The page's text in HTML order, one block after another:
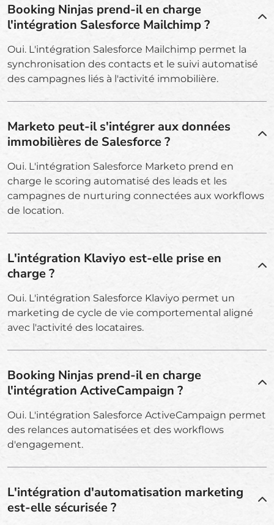
Booking Ninjas prend-il en charge
l'intégration Salesforce Mailchimp ?
Oui. L'intégration Salesforce Mailchimp permet la
synchronisation des contacts et le suivi automatisé
des campagnes liés à l'activité immobilière.
Marketo peut-il s'intégrer aux données
immobilières de Salesforce ?
Oui. L'intégration Salesforce Marketo prend en
charge le scoring automatisé des leads et les
campagnes de nurturing connectées aux workflows
de location.
L'intégration Klaviyo est-elle prise en
charge ?
Oui. L'intégration Salesforce Klaviyo permet un
marketing de cycle de vie comportemental aligné
avec l'activité des locataires.
Booking Ninjas prend-il en charge
l'intégration ActiveCampaign ?
Oui. L'intégration Salesforce ActiveCampaign permet
des relances automatisées et des workflows
d'engagement.
L'intégration d'automatisation marketing
est-elle sécurisée ?